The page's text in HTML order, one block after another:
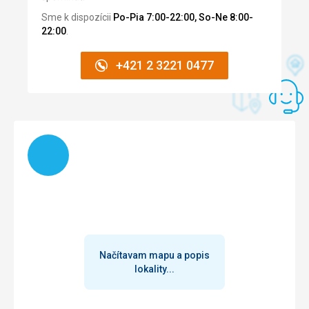
daleko ani ne do pasu. Bylo vidět i pár rybek.
Lehátka by se i odpoledne volná našla, jsou ale celkem
váš pětiletý věčný cachtal celý den na břehu moře a
nechcete u něho celý den jen stát.
Prodejci (nesmí mezi lehátka) - šaty, parea, mušličky,
cigarety, jízda na velbloudu nebo na koních (smlouvání
Bazény:
Bazény čisté, tobogány dobrý ale voda studená.
Lehátek dostatek, výměna ručníků 10-12 a 14-17 hod.
Maso v omáčce tvrdé, vysušené na smrt, rizoto suché,
masové plátky slabounké a suché, jak prkno ...
Sme k dispozícii Po-Pia 7:00-22:00, So-Ne 8:00-
22:00
+421 2 3221 0477
Načítam
Načítavam mapu a popis
lokality...